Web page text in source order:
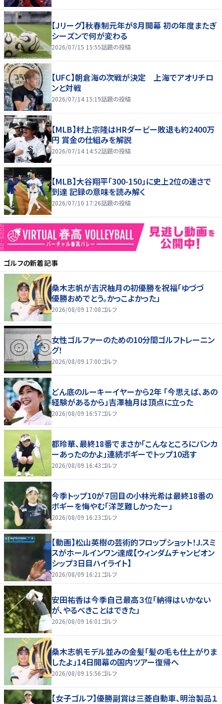
【Jリーグ】秋春制元年が8月開幕 初の年度またぎ
シーズンで何が変わる
2026/07/15 15:55話題の投稿
【UFC】朝倉海の次戦が決定 上海でアオリチロ
ンと対戦
2026/07/14 15:19話題の投稿
【MLB】村上宗隆はHRダービー敗退も約2400万
円 賞金の仕組みを解説
2026/07/14 14:52話題の投稿
【MLB】大谷翔平「300-150」に史上2位の速さで
到達 記録の意味を読み解く
2026/07/10 17:26話題の投稿
ゴルフの新着記事
桑木志帆が吉沢柚月の初優勝を祝福「ゆづづ
優勝おめでとう。かっこよかった」
2026/08/09 17:08ゴルフ
女性ゴルファーのための10分間ゴルフトレーニン
グ！
2026/08/09 17:00ゴルフ
どん底のルーキーイヤーから2年 「今思えば、あの
経験があるから」吉澤柚月は頂点に立った
2026/08/09 16:57ゴルフ
都玲華、最終18番でまさか「こんなところにバンカ
ーあったのかよ」連続ボギーでトップ10逃す
2026/08/09 16:43ゴルフ
今季トップ10が７回目の小林光希は最終18番の
ボギーを悔やむ「洋芝難しかったー」
2026/08/09 16:23ゴルフ
【動画】松山英樹の芸術的フロップショット！J.スミ
スがホールインワン達成【ウィンダムチャンピオン
シップ3日目ハイライト】
2026/08/09 16:21 ゴルフ
安田祐香は今季自己最高３位「納得はいかない
が、やるべきことはできた」
2026/08/09 16:01 ゴルフ
桑木志帆モデル並みの金髪「髪の毛も仕上がりま
したよ」14日開幕の国内ツアー復帰へ
2026/08/09 15:56ゴルフ
【女子ゴルフ】優勝副賞は三菱自動車、明治製品１